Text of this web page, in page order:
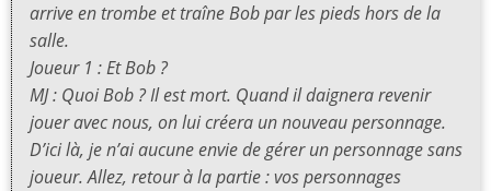
arrive en trombe et traîne Bob par les pieds hors de la
salle.
Joueur 1 : Et Bob ?
MJ : Quoi Bob ? Il est mort. Quand il daignera revenir
jouer avec nous, on lui créera un nouveau personnage.
D’ici là, je n’ai aucune envie de gérer un personnage sans
joueur. Allez, retour à la partie : vos personnages